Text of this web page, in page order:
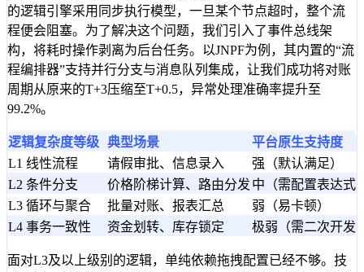
的逻辑引擎采用同步执行模型，一旦某个节点超时，整个流
程便会阻塞。为了解决这个问题，我们引入了事件总线架
构，将耗时操作剥离为后台任务。以JNPF为例，其内置的“流
程编排器”支持并行分支与消息队列集成，让我们成功将对账
周期从原来的T+3压缩至T+0.5，异常处理准确率提升至
99.2%。
逻辑复杂度等级 典型场景
平台原生支持度
L1 线性流程
请假审批、信息录入
强（默认满足）
L2 条件分支
价格阶梯计算、路由分发 中（需配置表达式
L3 循环与聚合
批量对账、报表汇总
弱（易卡顿）
L4 事务一致性
资金划转、库存锁定 极弱（需二次开发
面对L3及以上级别的逻辑，单纯依赖拖拽配置已经不够。技